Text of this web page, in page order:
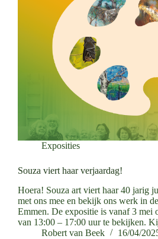
Exposities
Souza viert haar verjaardag!
Hoera! Souza art viert haar 40 jarig
met ons mee en bekijk ons werk in
Emmen. De expositie is vanaf 3 mei
van 13:00 – 17:00 uur te bekijken.
Robert van Beek
16/04/